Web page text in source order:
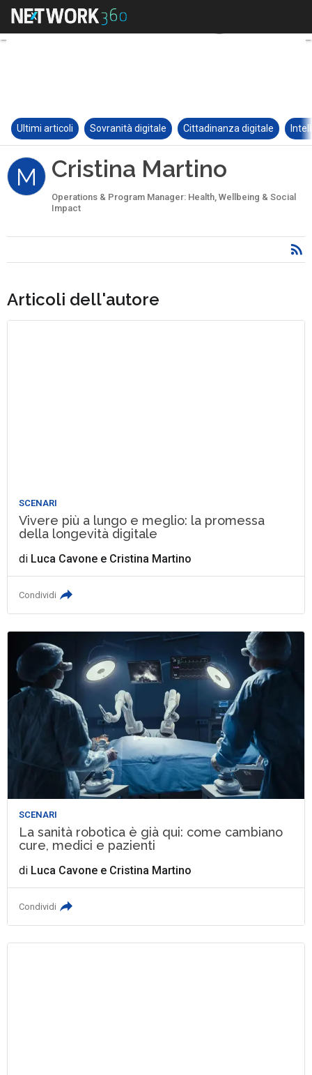
Ultimi articoli Sovranità digitale Cittadinanza digitale
M Cristina Martino
Operations & Program Manager: Health, Wellbeing & Social
Impact
Articoli dell'autore
SCENARI
Vivere più a lungo e meglio: la promessa
della longevità digitale
di Luca Cavone e Cristina Martino
Condividi
SCENARI
La sanità robotica è già qui: come cambiano
cure, medici e pazienti
di Luca Cavone e Cristina Martino
Condividi